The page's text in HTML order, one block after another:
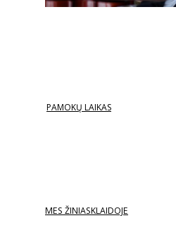
PAMOKŲ LAIKAS
MES ŽINIASKLAIDOJE